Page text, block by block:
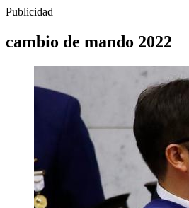
Publicidad
cambio de mando 2022